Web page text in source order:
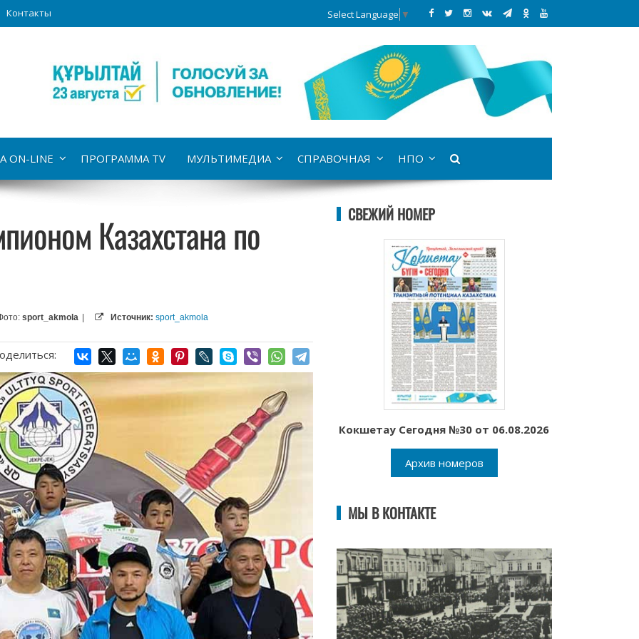
Контакты Select Language ▼
ON-LINE ПРОГРАММА TV МУЛЬТИМЕДИА СПРАВОЧНАЯ НПО
Казахстана по
sport_akmola | Источник: sport_akmola
СВЕЖИЙ НОМЕР
Кокшетау Сегодня №30 от 06.08.2026
Архив номеров
МЫ В КОНТАКТЕ